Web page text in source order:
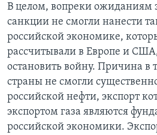
В целом, вопреки ожиданиям
санкции не смогли нанести
российской экономике,
рассчитывали в Европе и
остановить войну. Причина в
страны не смогли
российской нефти, экспорт
экспортом газа являются
российской экономики.